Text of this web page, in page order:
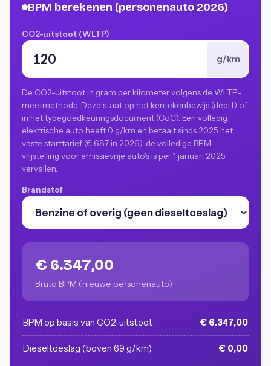
BPM berekenen (personenauto 2026)
CO2-uitstoot (WLTP)
g/km
De CO2-uitstoot in gram per kilometer volgens de WLTP-
meetmethode. Deze staat op het kentekenbewijs (deel I) of
in het typegoedkeuringsdocument (CoC). Een volledig
elektrische auto heeft 0 g/km en betaalt sinds 2025 het
vaste starttarief (€ 687 in 2026); de volledige BPM-
vrijstelling voor emissievrije auto's is per 1 januari 2025
vervallen.
Brandstof
€ 6.347,00
Bruto BPM (nieuwe personenauto)
BPM op basis van CO2-uitstoot € 6.347,00
Dieseltoeslag (boven 69 g/km) € 0,00